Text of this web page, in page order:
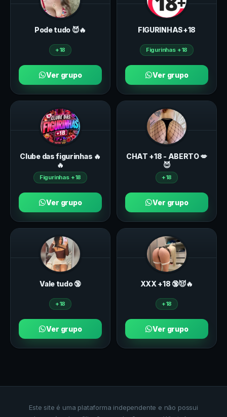
Pode tudo 😈🔥
+18
Ver grupo
FIGURINHAS+18
Figurinhas +18
Ver grupo
Clube das figurinhas 🔥
🔥
Figurinhas +18
Ver grupo
CHAT +18 - ABERTO 💋
😈
+18
Ver grupo
Vale tudo 🔞
+18
Ver grupo
ХXХ +18 🔞😈🔥
+18
Ver grupo
Este site é uma plataforma independente e não possui